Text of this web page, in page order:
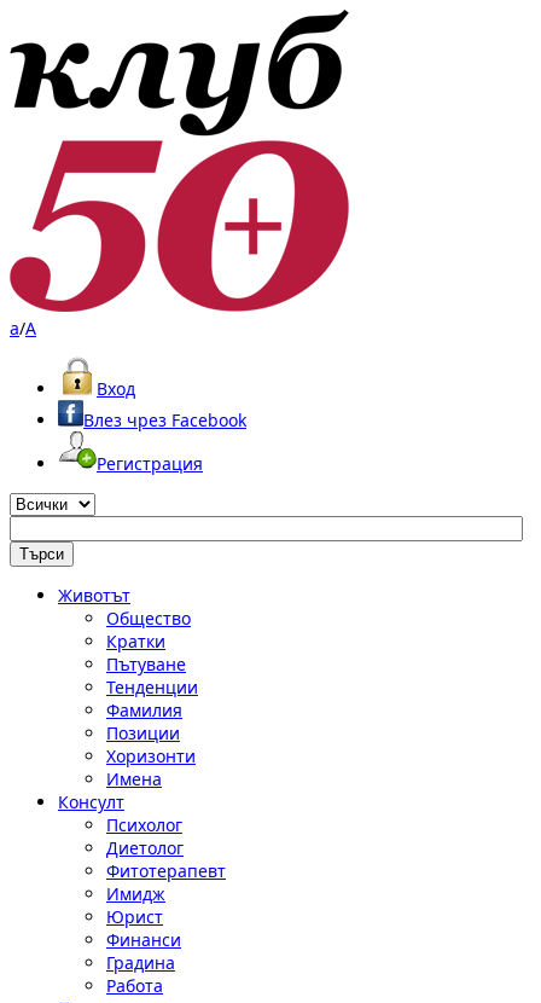
a/A
Вход
Влез чрез Facebook
Регистрация
Животът
Общество
Кратки
Пътуване
Тенденции
Фамилия
Позиции
Хоризонти
Имена
Консулт
Психолог
Диетолог
Фитотерапевт
Имидж
Юрист
Финанси
Градина
Работа